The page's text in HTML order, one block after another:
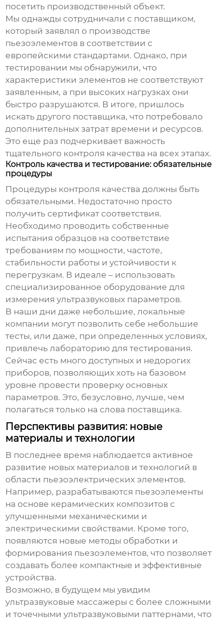
посетить производственный объект.
Мы однажды сотрудничали с поставщиком,
который заявлял о производстве
пьезоэлементов в соответствии с
европейскими стандартами. Однако, при
тестировании мы обнаружили, что
характеристики элементов не соответствуют
заявленным, а при высоких нагрузках они
быстро разрушаются. В итоге, пришлось
искать другого поставщика, что потребовало
дополнительных затрат времени и ресурсов.
Это еще раз подчеркивает важность
тщательного контроля качества на всех этапах.
Контроль качества и тестирование: обязательные
процедуры
Процедуры контроля качества должны быть
обязательными. Недостаточно просто
получить сертификат соответствия.
Необходимо проводить собственные
испытания образцов на соответствие
требованиям по мощности, частоте,
стабильности работы и устойчивости к
перегрузкам. В идеале – использовать
специализированное оборудование для
измерения ультразвуковых параметров.
В наши дни даже небольшие, локальные
компании могут позволить себе небольшие
тесты, или даже, при определенных условиях,
привлечь лабораторию для тестирования.
Сейчас есть много доступных и недорогих
приборов, позволяющих хоть на базовом
уровне провести проверку основных
параметров. Это, безусловно, лучше, чем
полагаться только на слова поставщика.
Перспективы развития: новые
материалы и технологии
В последнее время наблюдается активное
развитие новых материалов и технологий в
области пьезоэлектрических элементов.
Например, разрабатываются пьезоэлементы
на основе керамических композитов с
улучшенными механическими и
электрическими свойствами. Кроме того,
появляются новые методы обработки и
формирования пьезоэлементов, что позволяет
создавать более компактные и эффективные
устройства.
Возможно, в будущем мы увидим
ультразвуковые массажеры с более сложными
и точечными ультразвуковыми паттернами, что